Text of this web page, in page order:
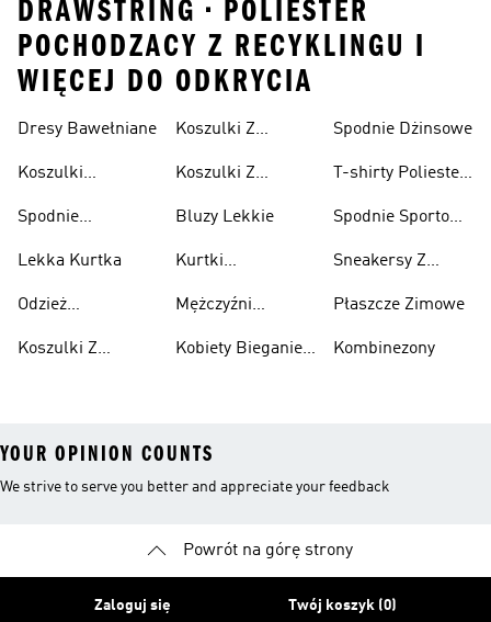
DRAWSTRING • POLIESTER
POCHODZACY Z RECYKLINGU I
WIĘCEJ DO ODKRYCIA
Dresy Bawełniane
Koszulki
Spodnie
Lekka Kurtka
Odzież
Koszulki Z
Męskie
Koszulki Z
Damska
Koszulki Z
Bluzy Lekkie
Kurtki
Mężczyźni
Lifestyle
Kobiety Bieganie I
Spodnie Dżinsowe
T-shirty Poliester
Spodnie Sportowe
Recyklingu
Sneakersy Z
Cholewką
Płaszcze Zimowe
Kombinezony
YOUR OPINION COUNTS
We strive to serve you better and appreciate your feedback
Powrót na górę strony
Zaloguj się Twój koszyk (0)